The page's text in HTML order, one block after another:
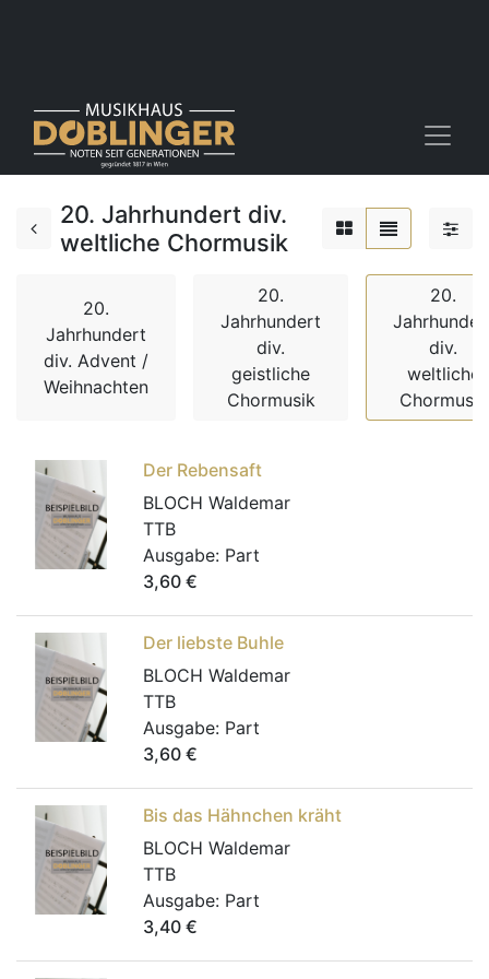
20. Jahrhundert div.
weltliche Chormusik
20.
Jahrhundert
div. Advent /
Weihnachten
20.
Jahrhundert
div.
geistliche
Chormusik
20.
div.
weltliche
Chormusik
Der Rebensaft
BLOCH Waldemar
TTB
Ausgabe: Part
3,60 €
Der liebste Buhle
BLOCH Waldemar
TTB
Ausgabe: Part
3,60 €
Bis das Hähnchen kräht
BLOCH Waldemar
TTB
Ausgabe: Part
3,40 €